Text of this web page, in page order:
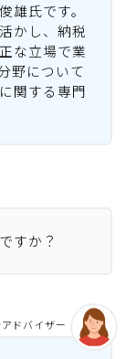
雄氏です。
かし、納税
な立場で業
野について
関する専門
すか？
ドバイザー